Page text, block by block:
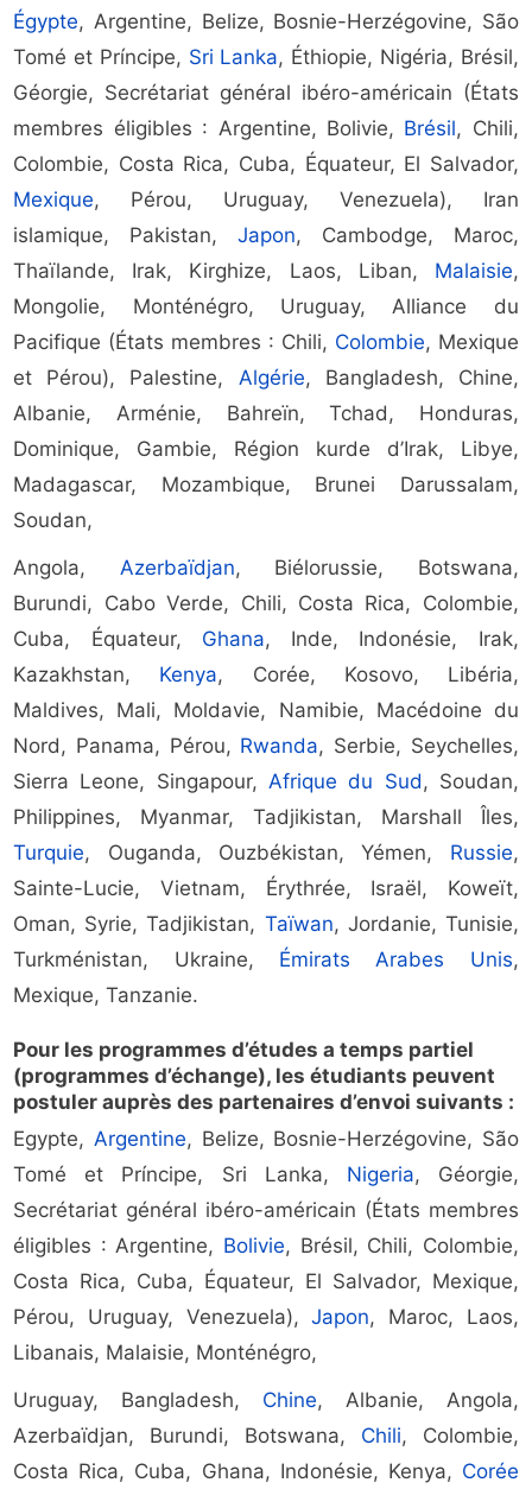
Égypte, Argentine, Belize, Bosnie-Herzégovine, São
Tomé et Príncipe, Sri Lanka, Éthiopie, Nigéria, Brésil,
Géorgie, Secrétariat général ibéro-américain (États
membres éligibles : Argentine, Bolivie, Brésil, Chili,
Colombie, Costa Rica, Cuba, Équateur, El Salvador,
Mexique, Pérou, Uruguay, Venezuela), Iran
islamique, Pakistan, Japon, Cambodge, Maroc,
Thaïlande, Irak, Kirghize, Laos, Liban, Malaisie,
Mongolie, Monténégro, Uruguay, Alliance du
Pacifique (États membres : Chili, Colombie, Mexique
et Pérou), Palestine, Algérie, Bangladesh, Chine,
Albanie, Arménie, Bahreïn, Tchad, Honduras,
Dominique, Gambie, Région kurde d’Irak, Libye,
Madagascar, Mozambique, Brunei Darussalam,
Soudan,
Angola, Azerbaïdjan, Biélorussie, Botswana,
Burundi, Cabo Verde, Chili, Costa Rica, Colombie,
Cuba, Équateur, Ghana, Inde, Indonésie, Irak,
Kazakhstan, Kenya, Corée, Kosovo, Libéria,
Maldives, Mali, Moldavie, Namibie, Macédoine du
Nord, Panama, Pérou, Rwanda, Serbie, Seychelles,
Sierra Leone, Singapour, Afrique du Sud, Soudan,
Philippines, Myanmar, Tadjikistan, Marshall Îles,
Turquie, Ouganda, Ouzbékistan, Yémen, Russie,
Sainte-Lucie, Vietnam, Érythrée, Israël, Koweït,
Oman, Syrie, Tadjikistan, Taïwan, Jordanie, Tunisie,
Turkménistan, Ukraine, Émirats Arabes Unis,
Mexique, Tanzanie.
Pour les programmes d’études a temps partiel
(programmes d’échange), les étudiants peuvent
postuler auprès des partenaires d’envoi suivants :
Egypte, Argentine, Belize, Bosnie-Herzégovine, São
Tomé et Príncipe, Sri Lanka, Nigeria, Géorgie,
Secrétariat général ibéro-américain (États membres
éligibles : Argentine, Bolivie, Brésil, Chili, Colombie,
Costa Rica, Cuba, Équateur, El Salvador, Mexique,
Pérou, Uruguay, Venezuela),Japon, Maroc, Laos,
Libanais, Malaisie, Monténégro,
Uruguay, Bangladesh, Chine, Albanie, Angola,
Azerbaïdjan, Burundi, Botswana, Chili, Colombie,
Costa Rica, Cuba, Ghana, Indonésie, Kenya, Corée